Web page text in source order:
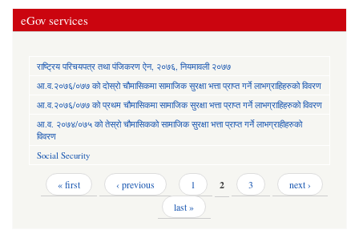
eGov services
राष्ट्रिय परिचयपत्र तथा पंजिकरण ऐन, २०७६, नियमावली २०७७
आ.व.२०७६/०७७ को दोस्रो चौमासिकमा सामाजिक सुरक्षा भत्ता प्राप्त गर्ने लाभग्राहिहरुको विवरण
आ.व.२०७६/०७७ को प्रथम चौमासिकमा सामाजिक सुरक्षा भत्ता प्राप्त गर्ने लाभग्राहिहरुको विवरण
आ.व. २०७४/०७५ को तेस्रो चौमासिकको सामाजिक सुरक्षा भत्ता प्राप्त गर्ने लाभग्राहीहरुको
विवरण
Social Security
Pages« first ‹ previous 1 2 3
next ›
last »